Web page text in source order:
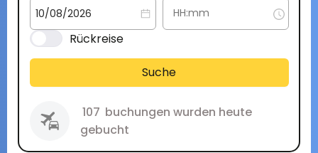
Rückreise
Suche
107 buchungen wurden heute
gebucht